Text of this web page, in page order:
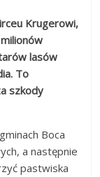
Krugerowi,
lasów
To
szkody
Boca
a następnie
pastwiska